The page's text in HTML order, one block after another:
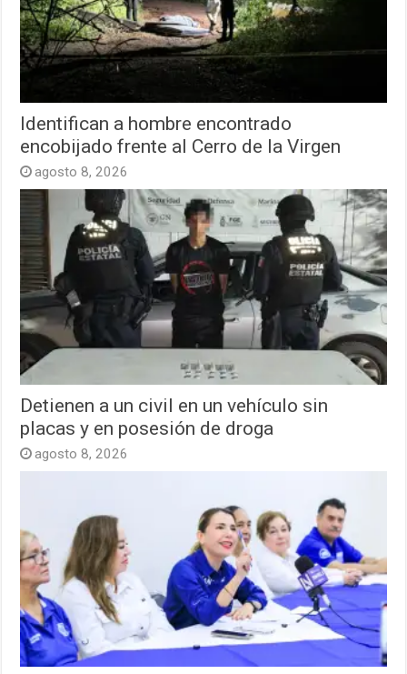
Identifican a hombre encontrado
encobijado frente al Cerro de la Virgen
agosto 8, 2026
Detienen a un civil en un vehículo sin
placas y en posesión de droga
agosto 8, 2026